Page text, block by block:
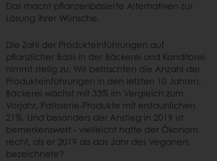
Das macht pflanzenbasierte Alternativen zur
Lösung ihrer Wünsche.
Die Zahl der Produkteinführungen auf
pflanzlicher Basis in der Bäckerei und Konditorei
nimmt stetig zu. Wir betrachten die Anzahl der
Produkteinführungen in den letzten 10 Jahren:
Bäckerei wächst mit 33% im Vergleich zum
Vorjahr, Patisserie-Produkte mit erstaunlichen
21%. Und besonders der Anstieg in 2019 ist
bemerkenswert - vielleicht hatte der Ökonom
recht, als er 2019 als das Jahr des Veganers
bezeichnete?